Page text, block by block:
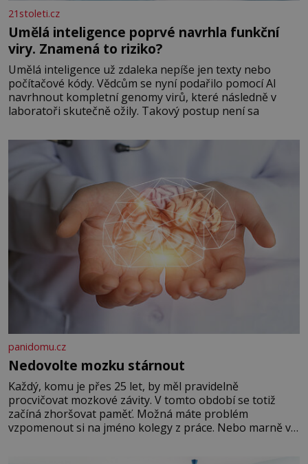
21stoleti.cz
Umělá inteligence poprvé navrhla funkční
viry. Znamená to riziko?
Umělá inteligence už zdaleka nepíše jen texty nebo
počítačové kódy. Vědcům se nyní podařilo pomocí AI
navrhnout kompletní genomy virů, které následně v
laboratoři skutečně ožily. Takový postup není sa
panidomu.cz
Nedovolte mozku stárnout
Každý, komu je přes 25 let, by měl pravidelně
procvičovat mozkové závity. V tomto období se totiž
začíná zhoršovat paměť. Možná máte problém
vzpomenout si na jméno kolegy z práce. Nebo marně v
Je to opravdu tak, s věkem jako kdyby se paměť